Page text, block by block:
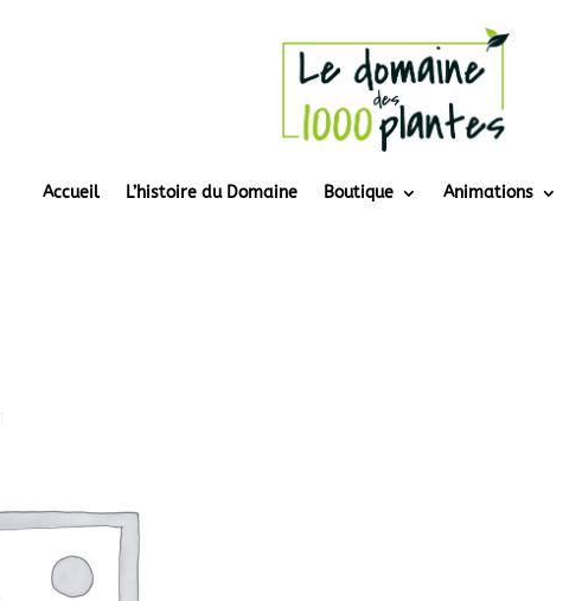
Accueil L’histoire du Domaine Boutique Animations